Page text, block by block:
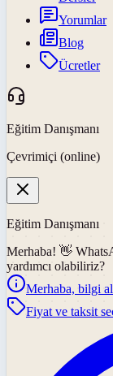
Yorumlar
Blog
Ücretler
Eğitim Danışmanı
Çevrimiçi (online)
Eğitim Danışmanı
Merhaba! 👋
yardımcı olabiliriz?
Merhaba, bilgi
Fiyat ve taksit